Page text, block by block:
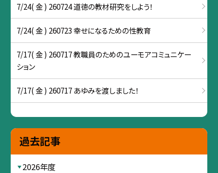
7/24( 金 ) 260724 道徳の教材研究をしよう！
7/24( 金 ) 260723 幸せになるための性教育
7/17( 金 ) 260717 教職員のためのユーモアコミュニケー
ション
7/17( 金 ) 260717 あゆみを渡しました！
過去記事
2026年度